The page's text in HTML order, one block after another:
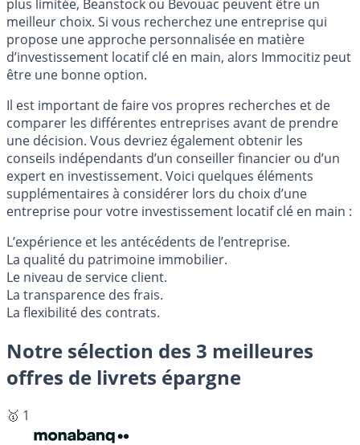
plus limitée, Beanstock ou Bevouac peuvent être un
meilleur choix. Si vous recherchez une entreprise qui
propose une approche personnalisée en matière
d’investissement locatif clé en main, alors Immocitiz peut
être une bonne option.
Il est important de faire vos propres recherches et de
comparer les différentes entreprises avant de prendre
une décision. Vous devriez également obtenir les
conseils indépendants d’un conseiller financier ou d’un
expert en investissement. Voici quelques éléments
supplémentaires à considérer lors du choix d’une
entreprise pour votre investissement locatif clé en main :
L’expérience et les antécédents de l’entreprise.
La qualité du patrimoine immobilier.
Le niveau de service client.
La transparence des frais.
La flexibilité des contrats.
Notre sélection des 3 meilleures
offres de livrets épargne
🥇 1